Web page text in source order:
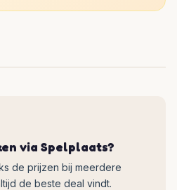
via Spelplaats?
de prijzen bij meerdere
de beste deal vindt.